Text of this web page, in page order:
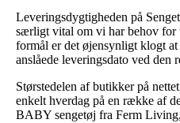
Leveringsdygtigheden på
særligt vital om vi har behov for
formål er det øjensynligt klogt
anslåede leveringsdato ved den
Størstedelen af butikker på
enkelt hverdag på en række af
BABY sengetøj fra Ferm